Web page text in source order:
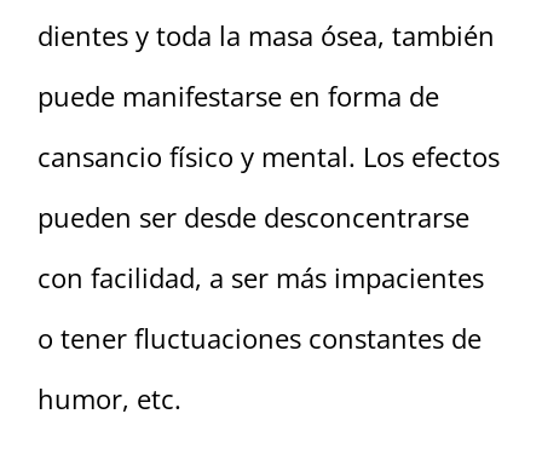
dientes y toda la masa ósea, también
puede manifestarse en forma de
cansancio físico y mental. Los efectos
pueden ser desde desconcentrarse
con facilidad, a ser más impacientes
o tener fluctuaciones constantes de
humor, etc.